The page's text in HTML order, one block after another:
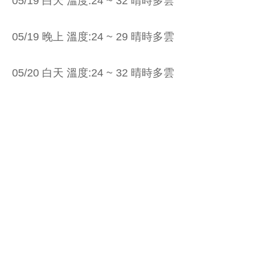
05/19 晚上 溫度:24 ~ 29 晴時多雲
05/20 白天 溫度:24 ~ 32 晴時多雲